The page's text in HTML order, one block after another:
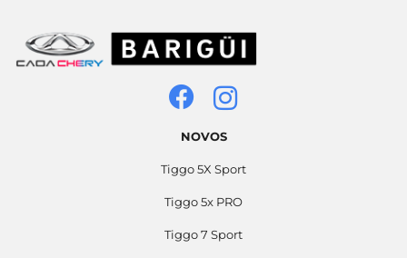
NOVOS
Tiggo 5X Sport
Tiggo 5x PRO
Tiggo 7 Sport